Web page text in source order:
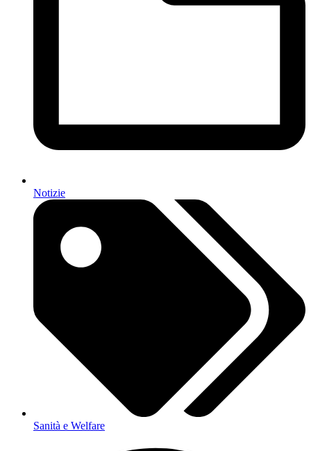
Notizie
Sanità e Welfare